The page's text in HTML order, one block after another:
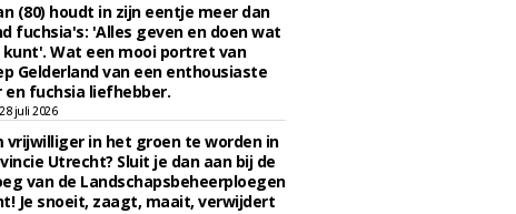
(80) houdt in zijn eentje meer dan
fuchsia's: 'Alles geven en doen wat
kunt'. Wat een mooi portret van
Gelderland van een enthousiaste
en fuchsia liefhebber.
juli 2026
vrijwilliger in het groen te worden in
Utrecht? Sluit je dan aan bij de
van de Landschapsbeheerploegen
Je snoeit, zaagt, maait, verwijdert